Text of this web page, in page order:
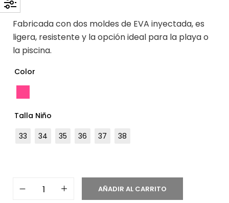
Fabricada con dos moldes de EVA inyectada, es
ligera, resistente y la opción ideal para la playa o
la piscina.
Color
Talla Niño
33
34 35 36 37 38
AÑADIR AL CARRITO